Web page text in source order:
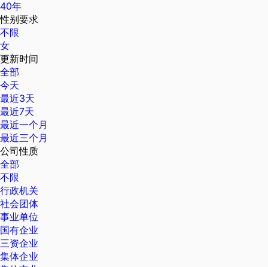
40年
性别要求
不限
女
更新时间
全部
今天
最近3天
最近7天
最近一个月
最近三个月
公司性质
全部
不限
行政机关
社会团体
事业单位
国有企业
三资企业
集体企业